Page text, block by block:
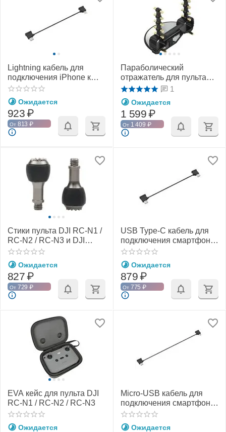
Lightning кабель для
подключения iPhone к
пульту DJI RC-N1 / RC-N2
/ RC-N3 (15 см) (YX)
Ожидается
923₽
От 813 ₽
Параболический
отражатель для пульта
DJI RC-N1 / RC-N2 / RC-
N3 (YX)
1
Ожидается
1 599₽
От 1 409 ₽
Стики пульта DJI RC-N1 /
RC-N2 / RC-N3 и DJI
Smart Controller (YX)
Ожидается
827₽
От 729 ₽
USB Type-C кабель для
подключения смартфона
к пульту DJI RC-N1 / RC-
N2 / RC-N3 (15 см) (YX)
Ожидается
879₽
От 775 ₽
EVA кейс для пульта DJI
RC-N1 / RC-N2 / RC-N3
Ожидается
Micro-USB кабель для
подключения смартфона
к пульту DJI RC-N1 / RC-
N2 / RC-N3 (29 см) (YX)
Ожидается